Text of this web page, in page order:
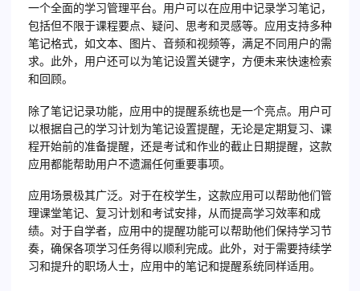
一个全面的学习管理平台。用户可以在应用中记录学习笔记，
包括但不限于课程要点、疑问、思考和灵感等。应用支持多种
笔记格式，如文本、图片、音频和视频等，满足不同用户的需
求。此外，用户还可以为笔记设置关键字，方便未来快速检索
和回顾。
除了笔记记录功能，应用中的提醒系统也是一个亮点。用户可
以根据自己的学习计划为笔记设置提醒，无论是定期复习、课
程开始前的准备提醒，还是考试和作业的截止日期提醒，这款
应用都能帮助用户不遗漏任何重要事项。
应用场景极其广泛。对于在校学生，这款应用可以帮助他们管
理课堂笔记、复习计划和考试安排，从而提高学习效率和成
绩。对于自学者，应用中的提醒功能可以帮助他们保持学习节
奏，确保各项学习任务得以顺利完成。此外，对于需要持续学
习和提升的职场人士，应用中的笔记和提醒系统同样适用。